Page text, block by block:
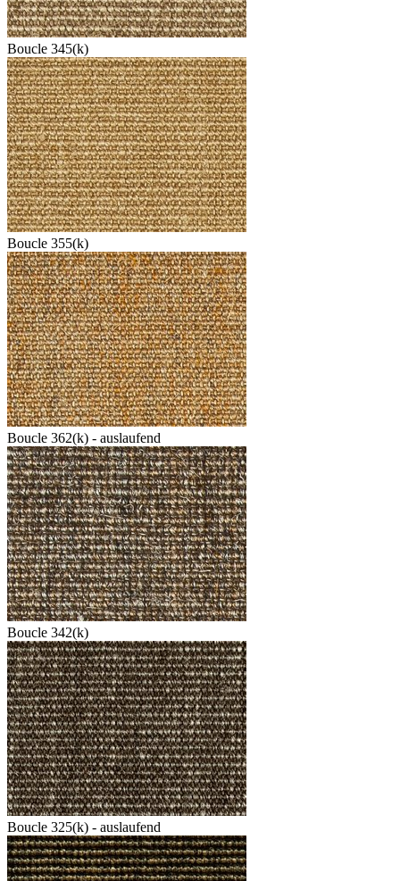
Boucle 345(k)
Boucle 355(k)
Boucle 362(k) - auslaufend
Boucle 342(k)
Boucle 325(k) - auslaufend